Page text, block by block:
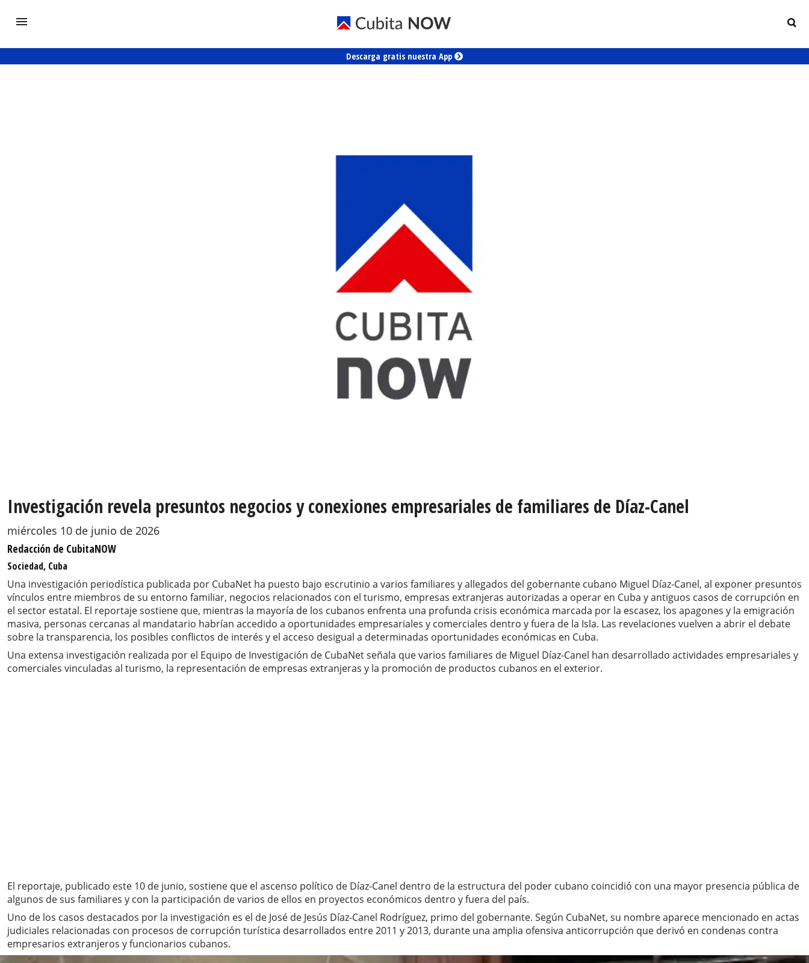
Descarga gratis nuestra App
Investigación revela presuntos negocios y conexiones empresariales de familiares de Díaz-Canel
miércoles 10 de junio de 2026
Redacción de CubitaNOW
Sociedad, Cuba
Una investigación periodística publicada por CubaNet ha puesto bajo escrutinio a varios familiares y allegados del gobernante cubano Miguel Díaz-Canel, al exponer presuntos
vínculos entre miembros de su entorno familiar, negocios relacionados con el turismo, empresas extranjeras autorizadas a operar en Cuba y antiguos casos de corrupción en
el sector estatal. El reportaje sostiene que, mientras la mayoría de los cubanos enfrenta una profunda crisis económica marcada por la escasez, los apagones y la emigración
masiva, personas cercanas al mandatario habrían accedido a oportunidades empresariales y comerciales dentro y fuera de la Isla. Las revelaciones vuelven a abrir el debate
sobre la transparencia, los posibles conflictos de interés y el acceso desigual a determinadas oportunidades económicas en Cuba.
Una extensa investigación realizada por el Equipo de Investigación de CubaNet señala que varios familiares de Miguel Díaz-Canel han desarrollado actividades empresariales y
comerciales vinculadas al turismo, la representación de empresas extranjeras y la promoción de productos cubanos en el exterior.
El reportaje, publicado este 10 de junio, sostiene que el ascenso político de Díaz-Canel dentro de la estructura del poder cubano coincidió con una mayor presencia pública de
algunos de sus familiares y con la participación de varios de ellos en proyectos económicos dentro y fuera del país.
Uno de los casos destacados por la investigación es el de José de Jesús Díaz-Canel Rodríguez, primo del gobernante. Según CubaNet, su nombre aparece mencionado en actas
judiciales relacionadas con procesos de corrupción turística desarrollados entre 2011 y 2013, durante una amplia ofensiva anticorrupción que derivó en condenas contra
empresarios extranjeros y funcionarios cubanos.